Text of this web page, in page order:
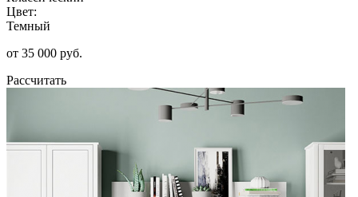
Цвет:
Темный
от 35 000 руб.
Рассчитать